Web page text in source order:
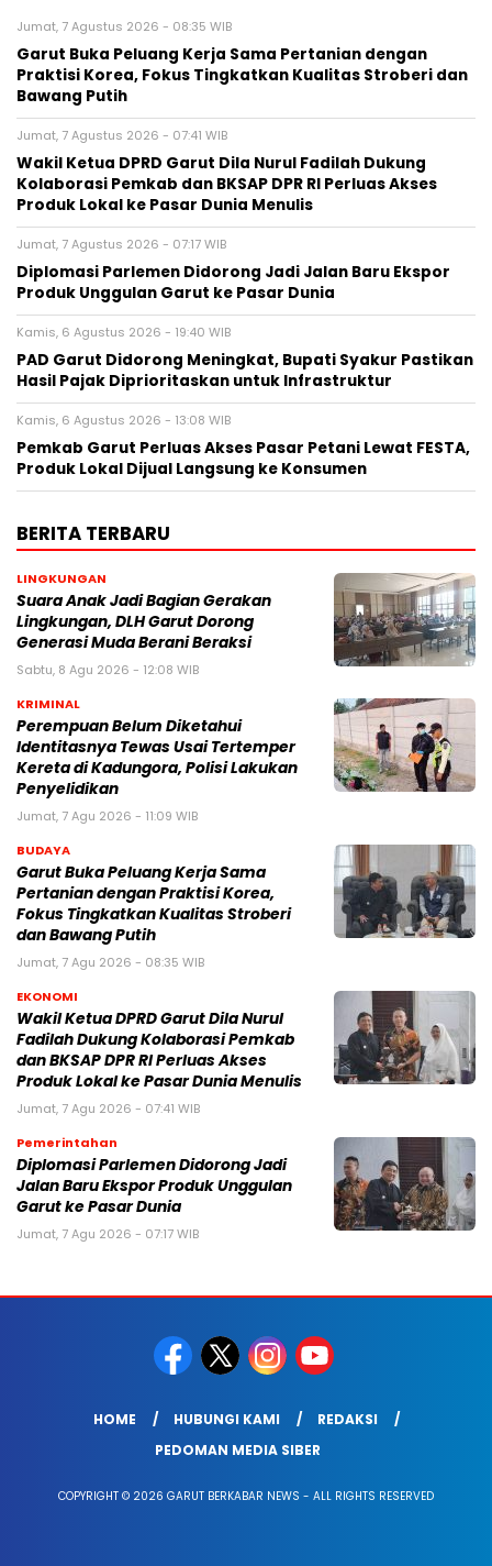
Jumat, 7 Agustus 2026 - 08:35 WIB
Garut Buka Peluang Kerja Sama Pertanian dengan
Praktisi Korea, Fokus Tingkatkan Kualitas Stroberi dan
Bawang Putih
Jumat, 7 Agustus 2026 - 07:41 WIB
Wakil Ketua DPRD Garut Dila Nurul Fadilah Dukung
Kolaborasi Pemkab dan BKSAP DPR RI Perluas Akses
Produk Lokal ke Pasar Dunia Menulis
Jumat, 7 Agustus 2026 - 07:17 WIB
Diplomasi Parlemen Didorong Jadi Jalan Baru Ekspor
Produk Unggulan Garut ke Pasar Dunia
Kamis, 6 Agustus 2026 - 19:40 WIB
PAD Garut Didorong Meningkat, Bupati Syakur Pastikan
Hasil Pajak Diprioritaskan untuk Infrastruktur
Kamis, 6 Agustus 2026 - 13:08 WIB
Pemkab Garut Perluas Akses Pasar Petani Lewat FESTA,
Produk Lokal Dijual Langsung ke Konsumen
BERITA TERBARU
LINGKUNGAN
Suara Anak Jadi Bagian Gerakan
Lingkungan, DLH Garut Dorong
Generasi Muda Berani Beraksi
Sabtu, 8 Agu 2026 - 12:08 WIB
KRIMINAL
Perempuan Belum Diketahui
Identitasnya Tewas Usai Tertemper
Kereta di Kadungora, Polisi Lakukan
Penyelidikan
Jumat, 7 Agu 2026 - 11:09 WIB
BUDAYA
Garut Buka Peluang Kerja Sama
Pertanian dengan Praktisi Korea,
Fokus Tingkatkan Kualitas Stroberi
dan Bawang Putih
Jumat, 7 Agu 2026 - 08:35 WIB
EKONOMI
Wakil Ketua DPRD Garut Dila Nurul
Fadilah Dukung Kolaborasi Pemkab
dan BKSAP DPR RI Perluas Akses
Produk Lokal ke Pasar Dunia Menulis
Jumat, 7 Agu 2026 - 07:41 WIB
Pemerintahan
Diplomasi Parlemen Didorong Jadi
Jalan Baru Ekspor Produk Unggulan
Garut ke Pasar Dunia
Jumat, 7 Agu 2026 - 07:17 WIB
HOME HUBUNGI KAMI
REDAKSI
PEDOMAN MEDIA SIBER
COPYRIGHT © 2026 GARUT BERKABAR NEWS - ALL RIGHTS RESERVED